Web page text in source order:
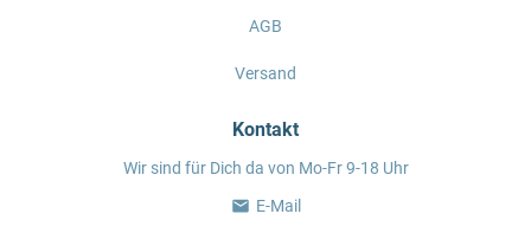
AGB
Versand
Kontakt
Wir sind für Dich da von Mo-Fr 9-18 Uhr
E-Mail